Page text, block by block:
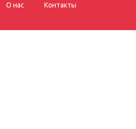
О нас Контакты